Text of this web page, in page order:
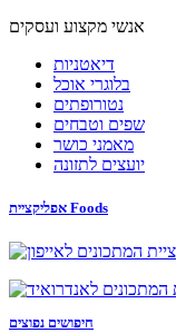
אנשי מקצוע ועסקים
דיאטניות
בלוגרי אוכל
נטורופתים
שפים וטבחים
מאמני כושר
יועצים לתזונה
אפליקציית Foods
חיפושים נפוצים